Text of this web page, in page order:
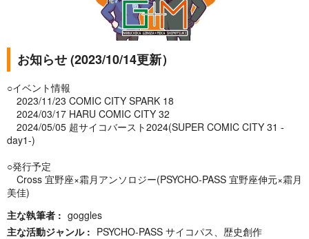
お知らせ (2023/10/14更新）
○イベント情報
2023/11/23 COMIC CITY SPARK 18
2024/03/17 HARU COMIC CITY 32
2024/05/05 超サイコバースト2024(SUPER COMIC CITY 31 -
day1-)
○発行予定
Cross 宜野座×霜月アンソロジー(PSYCHO-PASS 宜野座伸元×霜月
美佳)
主な執筆者
goggles
主な活動ジャンル
PSYCHO-PASS サイコパス、歴史創作